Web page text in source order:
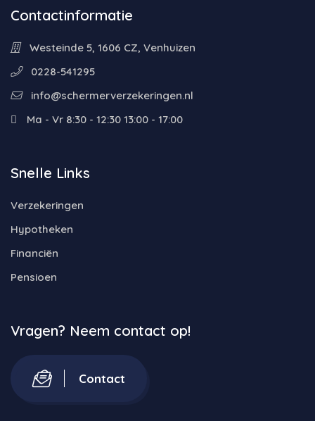
Contactinformatie
Westeinde 5, 1606 CZ, Venhuizen
0228-541295
info@schermerverzekeringen.nl
Ma - Vr 8:30 - 12:30 13:00 - 17:00
Snelle Links
Verzekeringen
Hypotheken
Financiën
Pensioen
Vragen? Neem contact op!
Contact